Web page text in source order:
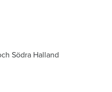
Södra Halland